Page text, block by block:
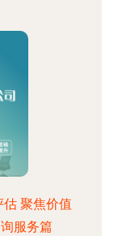
聚焦价值
服务篇